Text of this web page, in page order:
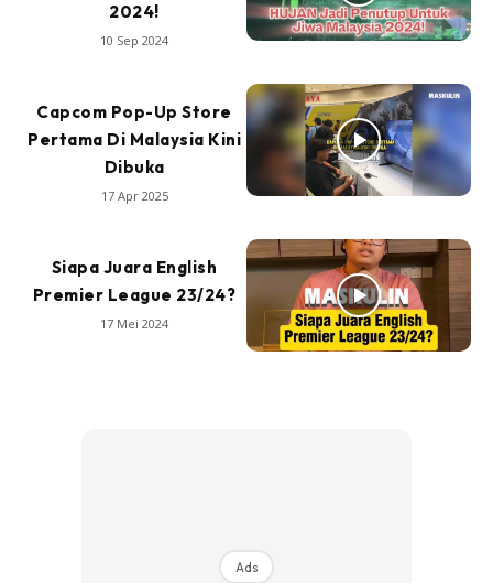
2024!
10 Sep 2024
Capcom Pop-Up Store
Pertama Di Malaysia Kini
Dibuka
17 Apr 2025
Siapa Juara English
Premier League 23/24?
17 Mei 2024
Ads